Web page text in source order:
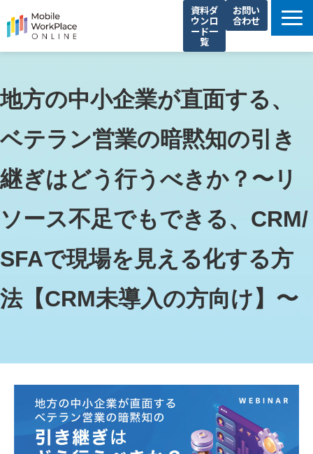
資料ダ
ウンロ
ード一
覧
お問い
合わせ
解決できる課題
コネクシオの強み
導入事例
法人携帯お役立ち情報
セミナー・イベント情報
運営会社
地方の中小企業が直面する、
ベテラン営業の暗黙知の引き
継ぎはどう行うべきか？〜リ
ソース不足でもできる、CRM/
SFAで現場を見える化する方
法【CRM未導入の方向け】〜